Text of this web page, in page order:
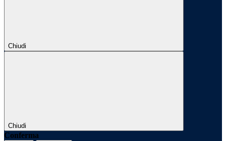
Chiudi
Chiudi
Conferma